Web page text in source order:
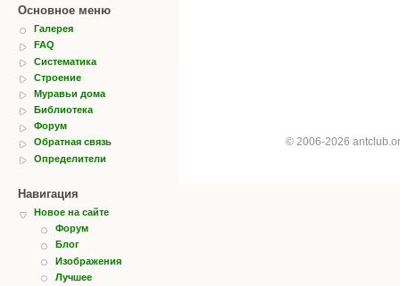
Основное меню
Галерея
FAQ
Систематика
Строение
Муравьи дома
Библиотека
Форум
Обратная связь
Определители
Навигация
Новое на сайте
Форум
Блог
Изображения
Лучшее
© 2006-2026